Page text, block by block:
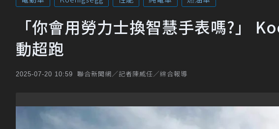
「你會用勞力士換智慧手表嗎?」
動超跑
2025-07-20 10:59 聯合新聞網／記者陳威任／綜合報導